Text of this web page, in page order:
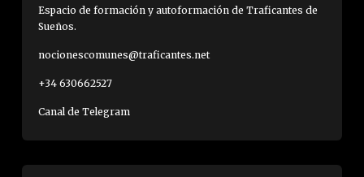
Espacio de formación y autoformación de Traficantes de
Sueños.
nocionescomunes@traficantes.net
+34 630662527
Canal de Telegram